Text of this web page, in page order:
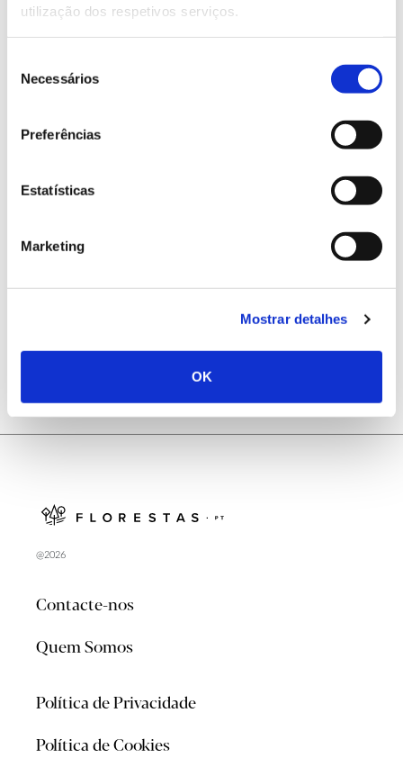
utilização dos respetivos serviços.
Necessários
Preferências
Estatísticas
Marketing
Mostrar detalhes
OK
02.07.2026
Registar galhas de Trichi em acácia-das-espigas:
cidadãos chamados a ajudar
Natureza e florestas procuram jovens voluntários
no verão 2026
@2026
Contacte-nos
Quem Somos
Política de Privacidade
Política de Cookies